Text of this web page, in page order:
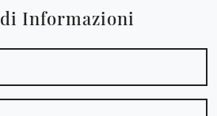
Informazioni